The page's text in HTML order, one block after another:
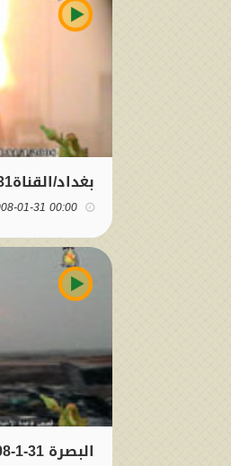
بغداد/القناة31-1-2008
00:00 2008-01-31
البصرة 31-1-2008